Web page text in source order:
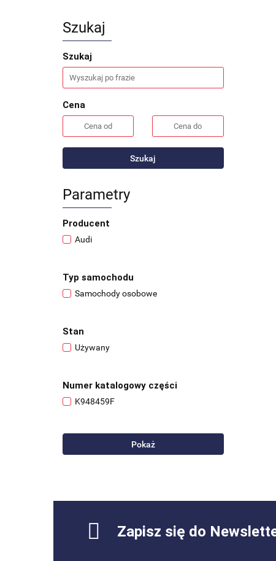
Szukaj
Szukaj
Cena
Szukaj
Parametry
Producent
Audi
Typ samochodu
Samochody osobowe
Stan
Używany
Numer katalogowy części
K948459F
Pokaż
Zapisz się do